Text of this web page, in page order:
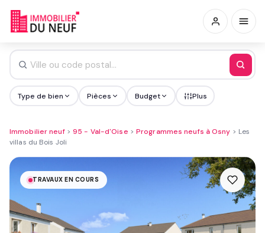
Type de bien Pièces Budget Plus
Immobilier neuf> 95 - Val-d'Oise > Programmes neufs à Osny > Les
villas du Bois Joli
TRAVAUX EN COURS